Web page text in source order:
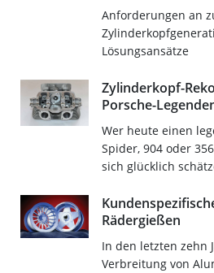
Anforderungen an
Lösungsansätze
Zylinderkopf-
Porsche-
Wer heute einen
Spider, 904 oder
sich glücklich
Rädergießen
In den letzten zehn
Verbreitung von